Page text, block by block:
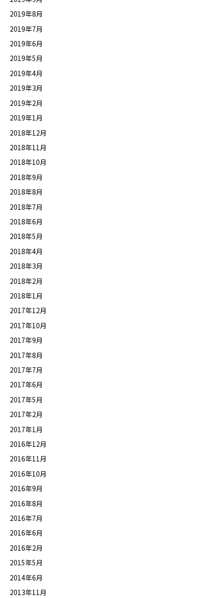
2019年8月
2019年7月
2019年6月
2019年5月
2019年4月
2019年3月
2019年2月
2019年1月
2018年12月
2018年11月
2018年10月
2018年9月
2018年8月
2018年7月
2018年6月
2018年5月
2018年4月
2018年3月
2018年2月
2018年1月
2017年12月
2017年10月
2017年9月
2017年8月
2017年7月
2017年6月
2017年5月
2017年2月
2017年1月
2016年12月
2016年11月
2016年10月
2016年9月
2016年8月
2016年7月
2016年6月
2016年2月
2015年5月
2014年6月
2013年11月